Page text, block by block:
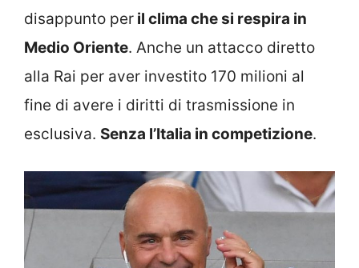
disappunto per il clima che si respira in
Medio Oriente. Anche un attacco diretto
alla Rai per aver investito 170 milioni al
fine di avere i diritti di trasmissione in
esclusiva. Senza l’Italia in competizione.